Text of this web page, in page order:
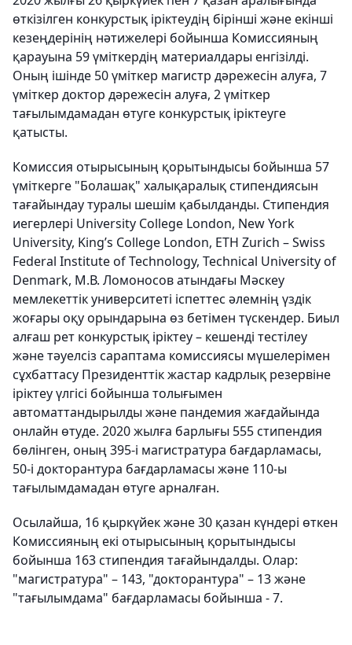
өткізілген конкурстық іріктеудің бірінші және екінші
кезеңдерінің нәтижелері бойынша Комиссияның
қарауына 59 үміткердің материалдары енгізілді.
Оның ішінде 50 үміткер магистр дәрежесін алуға, 7
үміткер доктор дәрежесін алуға, 2 үміткер
тағылымдамадан өтуге конкурстық іріктеуге
қатысты.
Комиссия отырысының қорытындысы бойынша 57
үміткерге "Болашақ" халықаралық стипендиясын
тағайындау туралы шешім қабылданды. Стипендия
иегерлері University College London, New York
University, King’s College London, ETH Zurich – Swiss
Federal Institute of Technology, Technical University of
Denmark, М.В. Ломоносов атындағы Мәскеу
мемлекеттік университеті іспеттес әлемнің үздік
жоғары оқу орындарына өз бетімен түскендер. Биыл
алғаш рет конкурстық іріктеу – кешенді тестілеу
және тәуелсіз сараптама комиссиясы мүшелерімен
сұхбаттасу Президенттік жастар кадрлық резервіне
іріктеу үлгісі бойынша толығымен
автоматтандырылды және пандемия жағдайында
онлайн өтуде. 2020 жылға барлығы 555 стипендия
бөлінген, оның 395-і магистратура бағдарламасы,
50-і докторантура бағдарламасы және 110-ы
тағылымдамадан өтуге арналған.
Осылайша, 16 қыркүйек және 30 қазан күндері өткен
Комиссияның екі отырысының қорытындысы
бойынша 163 стипендия тағайындалды. Олар:
"магистратура" – 143, "докторантура" – 13 және
"тағылымдама" бағдарламасы бойынша - 7.